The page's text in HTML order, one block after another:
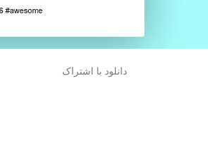
دانلود با اشتراک